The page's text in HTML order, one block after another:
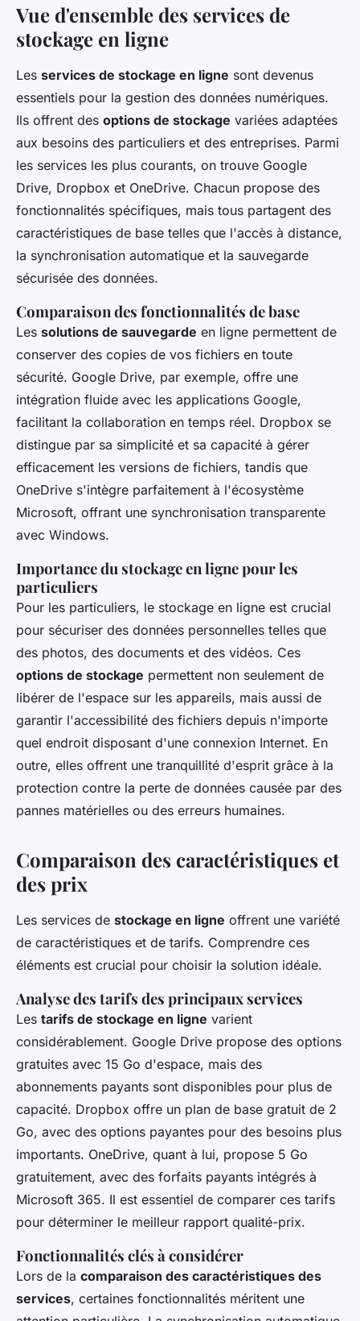
Vue d'ensemble des services de
stockage en ligne
Les services de stockage en ligne sont devenus
essentiels pour la gestion des données numériques.
Ils offrent des options de stockage variées adaptées
aux besoins des particuliers et des entreprises. Parmi
les services les plus courants, on trouve Google
Drive, Dropbox et OneDrive. Chacun propose des
fonctionnalités spécifiques, mais tous partagent des
caractéristiques de base telles que l'accès à distance,
la synchronisation automatique et la sauvegarde
sécurisée des données.
Comparaison des fonctionnalités de base
Les solutions de sauvegarde en ligne permettent de
conserver des copies de vos fichiers en toute
sécurité. Google Drive, par exemple, offre une
intégration fluide avec les applications Google,
facilitant la collaboration en temps réel. Dropbox se
distingue par sa simplicité et sa capacité à gérer
efficacement les versions de fichiers, tandis que
OneDrive s'intègre parfaitement à l'écosystème
Microsoft, offrant une synchronisation transparente
avec Windows.
Importance du stockage en ligne pour les
particuliers
Pour les particuliers, le stockage en ligne est crucial
pour sécuriser des données personnelles telles que
des photos, des documents et des vidéos. Ces
options de stockage permettent non seulement de
libérer de l'espace sur les appareils, mais aussi de
garantir l'accessibilité des fichiers depuis n'importe
quel endroit disposant d'une connexion Internet. En
outre, elles offrent une tranquillité d'esprit grâce à la
protection contre la perte de données causée par des
pannes matérielles ou des erreurs humaines.
Comparaison des caractéristiques et
des prix
Les services de stockage en ligne offrent une variété
de caractéristiques et de tarifs. Comprendre ces
éléments est crucial pour choisir la solution idéale.
Analyse des tarifs des principaux services
Les tarifs de stockage en ligne varient
considérablement. Google Drive propose des options
gratuites avec 15 Go d'espace, mais des
abonnements payants sont disponibles pour plus de
capacité. Dropbox offre un plan de base gratuit de 2
Go, avec des options payantes pour des besoins plus
importants. OneDrive, quant à lui, propose 5 Go
gratuitement, avec des forfaits payants intégrés à
Microsoft 365. Il est essentiel de comparer ces tarifs
pour déterminer le meilleur rapport qualité-prix.
Fonctionnalités clés à considérer
Lors de la comparaison des caractéristiques des
services, certaines fonctionnalités méritent une